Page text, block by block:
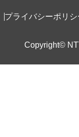
プライバシーポリシ
Copyright©